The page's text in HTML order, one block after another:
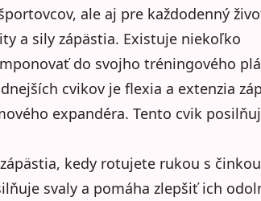
ale aj pre každodenný
a sily zápästia. Existuje niekoľko
do svojho tréningového
cvikov je flexia a extenzia
expandéra. Tento cvik
kedy rotujete rukou s činkou
svaly a pomáha zlepšiť ich